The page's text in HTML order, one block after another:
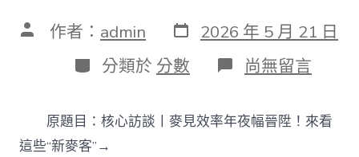
文 作者： admin 發
表
日
期
2026 年 5 月 21 日
分
類
分類於 分數 在
〈核
訪
談
尚無留言
原題目：核心訪談丨麥見效率年夜幅晉陞！來看
這些“新麥客”→